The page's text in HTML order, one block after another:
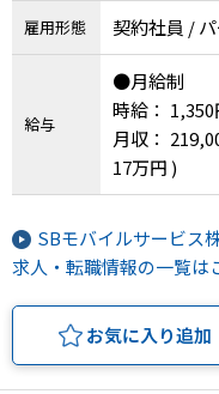
雇用形態 契約社員 /
給与
●月給制
時給： 1,350
月収：
17万円 )
SBモバイルサービス
求人・転職情報の一覧は
お気に入り追加